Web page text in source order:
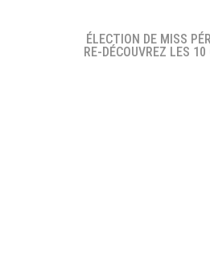
ÉLECTION DE MISS
RE-DÉCOUVREZ LES